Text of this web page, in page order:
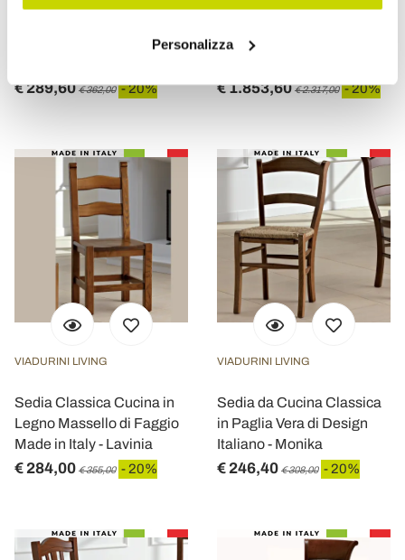
Personalizza
in Legno Massello e Legno
€ 289,60 € 362,00 - 20%
Bianco e Tessuto Imbottito
€ 1.853,60 € 2.317,00 - 20%
VIADURINI LIVING
Sedia Classica Cucina in
Legno Massello di Faggio
Made in Italy - Lavinia
€ 284,00 € 355,00 - 20%
VIADURINI LIVING
Sedia da Cucina Classica
in Paglia Vera di Design
Italiano - Monika
€ 246,40 € 308,00 - 20%